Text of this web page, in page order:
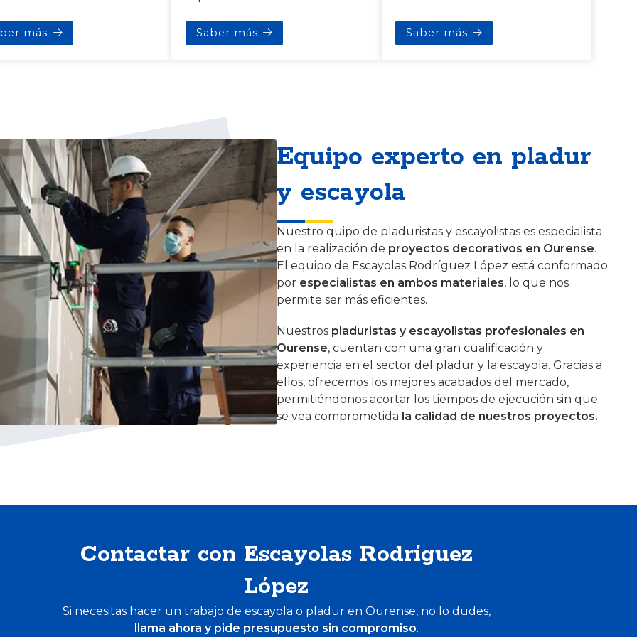
más Saber más Saber más
Equipo experto en pladur
y escayola
Nuestro quipo de pladuristas y escayolistas es especialista
en la realización de proyectos decorativos en Ourense.
El equipo de Escayolas Rodríguez López está conformado
por especialistas en ambos materiales, lo que nos
permite ser más eficientes.
Nuestros pladuristas y escayolistas profesionales en
Ourense, cuentan con una gran cualificación y
experiencia en el sector del pladur y la escayola. Gracias a
ellos, ofrecemos los mejores acabados del mercado,
permitiéndonos acortar los tiempos de ejecución sin que
se vea comprometida la calidad de nuestros proyectos.
Contactar con Escayolas Rodríguez
López
Si necesitas hacer un trabajo de escayola o pladur en Ourense, no lo dudes,
llama ahora y pide presupuesto sin compromiso.